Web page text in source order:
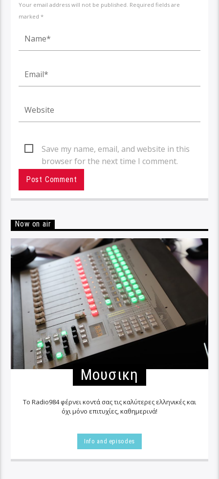
Your email address will not be published. Required fields are
marked *
Save my name, email, and website in this
browser for the next time I comment.
Now on air
Μουσικη
Το Radio984 φέρνει κοντά σας τις καλύτερες ελληνικές και
όχι μόνο επιτυχίες, καθημερινά!
Info and episodes